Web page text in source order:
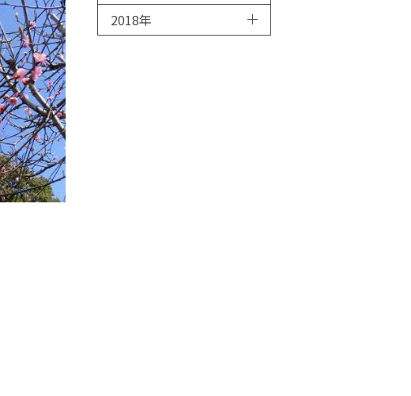
2018年